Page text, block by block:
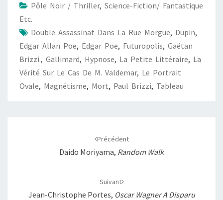
o
k
A
p
k
g
r
Pôle Noir / Thriller, Science-Fiction/ Fantastique
Etc.
Double Assassinat Dans La Rue Morgue, Dupin,
Edgar Allan Poe, Edgar Poe, Futuropolis, Gaëtan
Brizzi., Gallimard, Hypnose, La Petite Littéraire, La
Vérité Sur Le Cas De M. Valdemar, Le Portrait
Ovale, Magnétisme, Mort, Paul Brizzi, Tableau
Précédent
Daido Moriyama, Random Walk
Suivant
Jean-Christophe Portes, Oscar Wagner A Disparu